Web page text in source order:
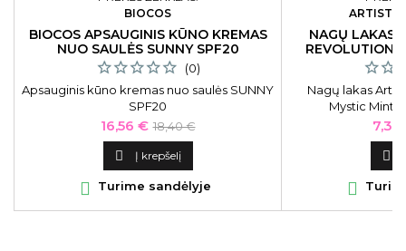
BIOCOS
BIOCOS APSAUGINIS KŪNO KREMAS
NUO SAULĖS SUNNY SPF20
(0)
Apsauginis kūno kremas nuo saulės SUNNY
SPF20
Kaina
16,56 € Bazinė
kaina
18,40 €
 Į krepšelį
 Turime sandėlyje
NAGŲ LAKAS
REVOLUTION
Nagų lakas
Mystic Mint
7,38

